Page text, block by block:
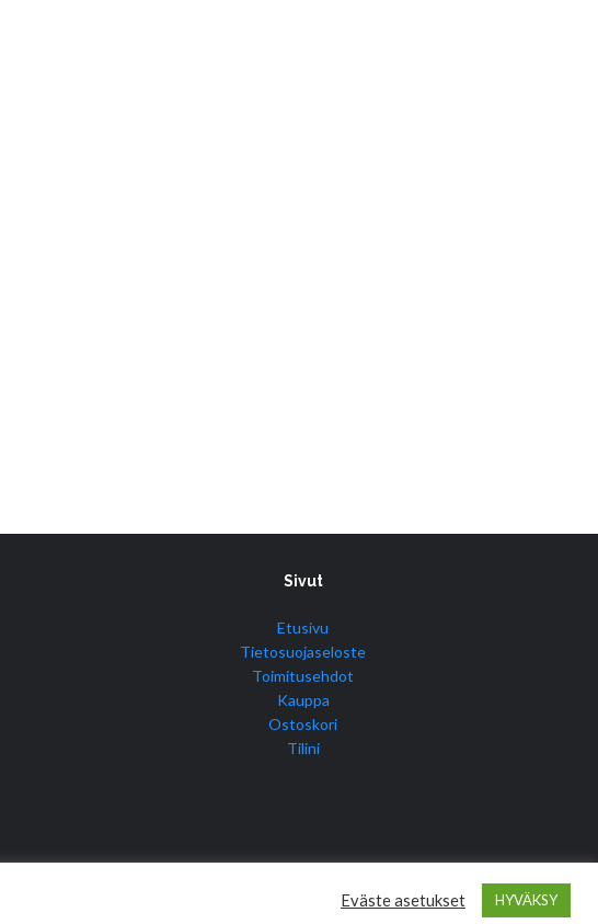
Sivut
Etusivu
Tietosuojaseloste
Toimitusehdot
Kauppa
Ostoskori
Tilini
Eväste asetukset HYVÄKSY